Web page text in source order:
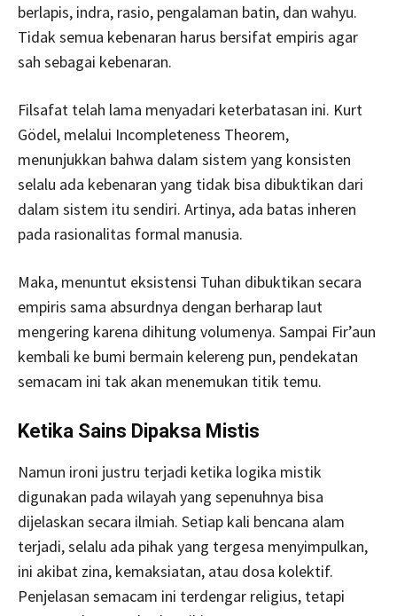
berlapis, indra, rasio, pengalaman batin, dan wahyu.
Tidak semua kebenaran harus bersifat empiris agar
sah sebagai kebenaran.
Filsafat telah lama menyadari keterbatasan ini. Kurt
Gödel, melalui Incompleteness Theorem,
menunjukkan bahwa dalam sistem yang konsisten
selalu ada kebenaran yang tidak bisa dibuktikan dari
dalam sistem itu sendiri. Artinya, ada batas inheren
pada rasionalitas formal manusia.
Maka, menuntut eksistensi Tuhan dibuktikan secara
empiris sama absurdnya dengan berharap laut
mengering karena dihitung volumenya. Sampai Fir’aun
kembali ke bumi bermain kelereng pun, pendekatan
semacam ini tak akan menemukan titik temu.
Ketika Sains Dipaksa Mistis
Namun ironi justru terjadi ketika logika mistik
digunakan pada wilayah yang sepenuhnya bisa
dijelaskan secara ilmiah. Setiap kali bencana alam
terjadi, selalu ada pihak yang tergesa menyimpulkan,
ini akibat zina, kemaksiatan, atau dosa kolektif.
Penjelasan semacam ini terdengar religius, tetapi